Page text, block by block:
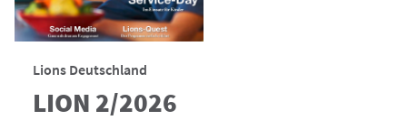
Lions Deutschland
LION 2/2026